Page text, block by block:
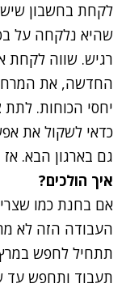
לקחת בחשבון
שהיא נלקחה על
רגיש. שווה לקחת
החדשה, את
יחסי הכוחות.
כדאי לשקול את
גם בארגון הבא.
איך הולכים?
אם בחנת כמו
העבודה הזה לא
תתחיל לחפש
תעבוד ותחפש